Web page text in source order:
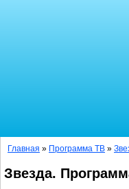
Главная » Программа ТВ »
Звезда.